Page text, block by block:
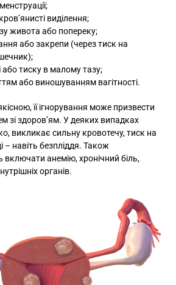
виділення;
живота або попереку;
або закрепи (через тиск на
або тиску в малому тазу;
або виношуванням вагітності.
її ігнорування може призвести
зі здоров’ям. У деяких випадках
викликає сильну кровотечу, тиск на
– навіть безпліддя. Також
анемію, хронічний біль,
органів.